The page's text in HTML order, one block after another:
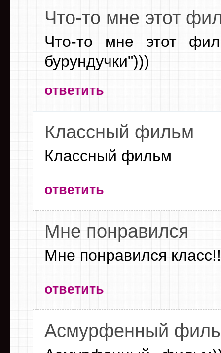
Что-то мне этот
Что-то мне этот
бурундучки")))
ответить
Классный фильм
Классный фильм
ответить
Мне понравился
Мне понравился
ответить
Асмурфенный